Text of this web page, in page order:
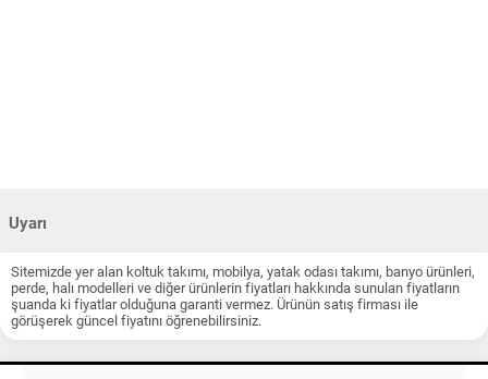
Uyarı
Sitemizde yer alan koltuk takımı, mobilya, yatak odası takımı, banyo ürünleri,
perde, halı modelleri ve diğer ürünlerin fiyatları hakkında sunulan fiyatların
şuanda ki fiyatlar olduğuna garanti vermez. Ürünün satış firması ile
görüşerek güncel fiyatını öğrenebilirsiniz.